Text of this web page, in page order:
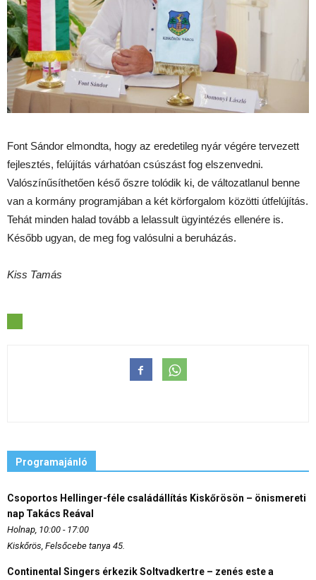
Font Sándor elmondta, hogy az eredetileg nyár végére tervezett
fejlesztés, felújítás várhatóan csúszást fog elszenvedni.
Valószínűsíthetően késő őszre tolódik ki, de változatlanul benne
van a kormány programjában a két körforgalom közötti útfelújítás.
Tehát minden halad tovább a lelassult ügyintézés ellenére is.
Később ugyan, de meg fog valósulni a beruházás.
Kiss Tamás
Programajánló
Csoportos Hellinger-féle családállítás Kiskőrösön – önismereti
nap Takács Reával
Holnap, 10:00 - 17:00
Kiskőrös, Felsőcebe tanya 45.
Continental Singers érkezik Soltvadkertre – zenés este a